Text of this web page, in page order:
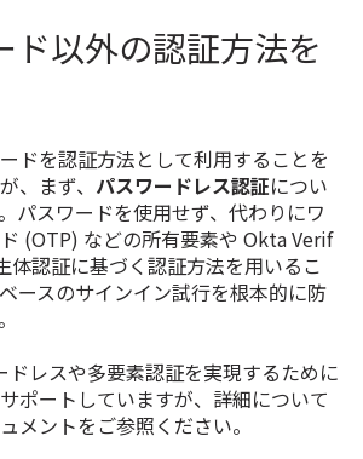
ド以外の認証方法を
ドを認証方法として利用することを
、まず、 パスワードレス認証につい
パスワードを使用せず、代わりにワ
(OTP) などの所有要素や Okta Verif
体認証に基づく認証方法を用いるこ
ースのサインイン試行を根本的に防
レスや多要素認証を実現するために
ポートしていますが、詳細について
メントをご参照ください。